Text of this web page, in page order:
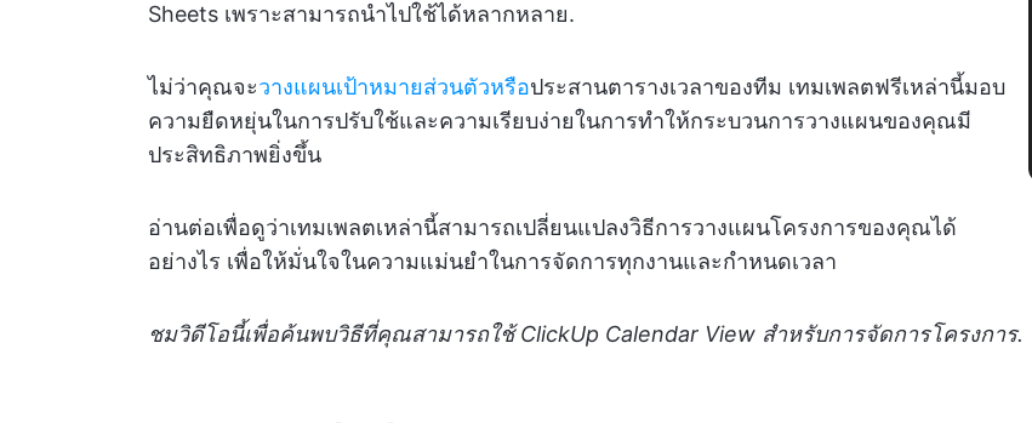
Sheets เพราะสามารถนำไปใช้ได้หลากหลาย.
ไม่ว่าคุณจะวางแผนเป้าหมายส่วนตัวหรือประสานตารางเวลาของทีม เทมเพลตฟรีเหล่านี้มอบ
ความยืดหยุ่นในการปรับใช้และความเรียบง่ายในการทำให้กระบวนการวางแผนของคุณมี
ประสิทธิภาพยิ่งขึ้น
อ่านต่อเพื่อดูว่าเทมเพลตเหล่านี้สามารถเปลี่ยนแปลงวิธีการวางแผนโครงการของคุณได้
อย่างไร เพื่อให้มั่นใจในความแม่นยำในการจัดการทุกงานและกำหนดเวลา
ชมวิดีโอนี้เพื่อค้นพบวิธีที่คุณสามารถใช้ ClickUp Calendar View สำหรับการจัดการโครงการ.